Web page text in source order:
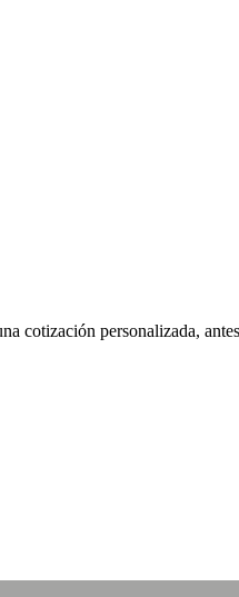
cotización personalizada,